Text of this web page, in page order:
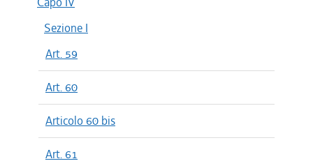
Sezione I
Art. 59
Art. 60
Articolo 60 bis
Art. 61